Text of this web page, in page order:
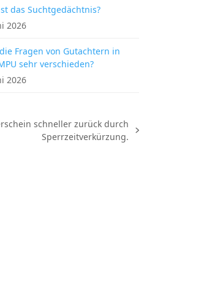
das Suchtgedächtnis?
2026
Fragen von Gutachtern in
sehr verschieden?
2026
schneller zurück durch
Sperrzeitverkürzung.